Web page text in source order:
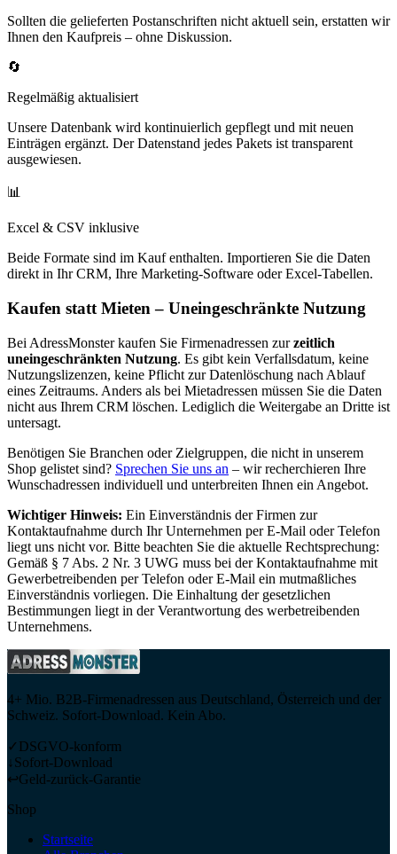
Sollten die gelieferten Postanschriften nicht aktuell sein, erstatten wir
Ihnen den Kaufpreis – ohne Diskussion.
🔄
Regelmäßig aktualisiert
Unsere Datenbank wird kontinuierlich gepflegt und mit neuen
Einträgen ergänzt. Der Datenstand jedes Pakets ist transparent
ausgewiesen.
📊
Excel & CSV inklusive
Beide Formate sind im Kauf enthalten. Importieren Sie die Daten
direkt in Ihr CRM, Ihre Marketing-Software oder Excel-Tabellen.
Kaufen statt Mieten – Uneingeschränkte Nutzung
Bei AdressMonster kaufen Sie Firmenadressen zur zeitlich
uneingeschränkten Nutzung. Es gibt kein Verfallsdatum, keine
Nutzungslizenzen, keine Pflicht zur Datenlöschung nach Ablauf
eines Zeitraums. Anders als bei Mietadressen müssen Sie die Daten
nicht aus Ihrem CRM löschen. Lediglich die Weitergabe an Dritte ist
untersagt.
Benötigen Sie Branchen oder Zielgruppen, die nicht in unserem
Shop gelistet sind? Sprechen Sie uns an – wir recherchieren Ihre
Wunschadressen individuell und unterbreiten Ihnen ein Angebot.
Wichtiger Hinweis: Ein Einverständnis der Firmen zur
Kontaktaufnahme durch Ihr Unternehmen per E-Mail oder Telefon
liegt uns nicht vor. Bitte beachten Sie die aktuelle Rechtsprechung:
Gemäß § 7 Abs. 2 Nr. 3 UWG muss bei der Kontaktaufnahme mit
Gewerbetreibenden per Telefon oder E-Mail ein mutmaßliches
Einverständnis vorliegen. Die Einhaltung der gesetzlichen
Bestimmungen liegt in der Verantwortung des werbetreibenden
Unternehmens.
4+ Mio. B2B-Firmenadressen aus Deutschland, Österreich und der
Schweiz. Sofort-Download. Kein Abo.
✓ DSGVO-konform
↓Sofort-Download
↩Geld-zurück-Garantie
Shop
Startseite